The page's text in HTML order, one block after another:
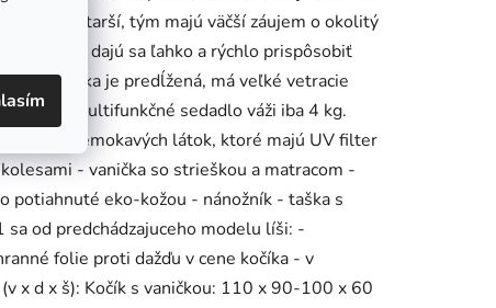
a čím sú starší, tým majú väčší záujem o okolitý
a dajú sa ľahko a rýchlo prispôsobiť
Strieška je predĺžená, má veľké vetracie
- toto multifunkčné sedadlo váži iba 4 kg.
z nepremokavých látok, ktoré majú UV filter
- vanička so strieškou a matracom -
potiahnuté eko-kožou - nánožník - taška s
od predchádzajuceho modelu líši: -
folie proti dažďu v cene kočíka - v
x d x š): Kočík s vaničkou: 110 x 90-100 x 60